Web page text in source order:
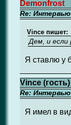
Demonfrost
Re:
Vince пишет:
Дем, и если
Я ставлю у
Vince (гость)
Re:
Я имел в